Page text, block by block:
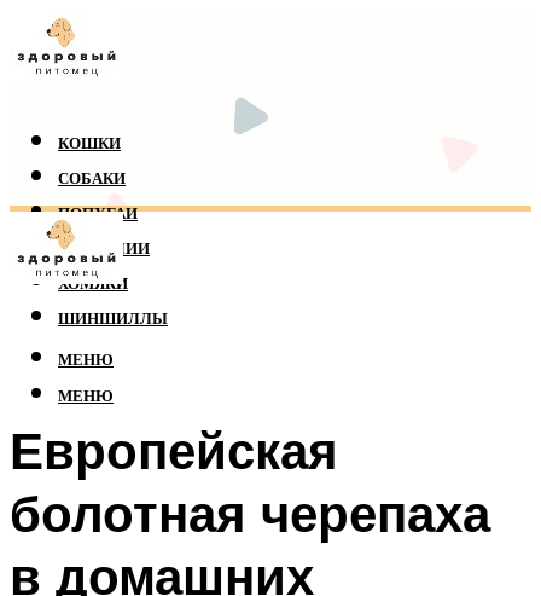
КОШКИ
СОБАКИ
ПОПУГАИ
РЕПТИЛИИ
ХОМЯКИ
ШИНШИЛЛЫ
МЕНЮ
МЕНЮ
Европейская
болотная черепаха
в домашних